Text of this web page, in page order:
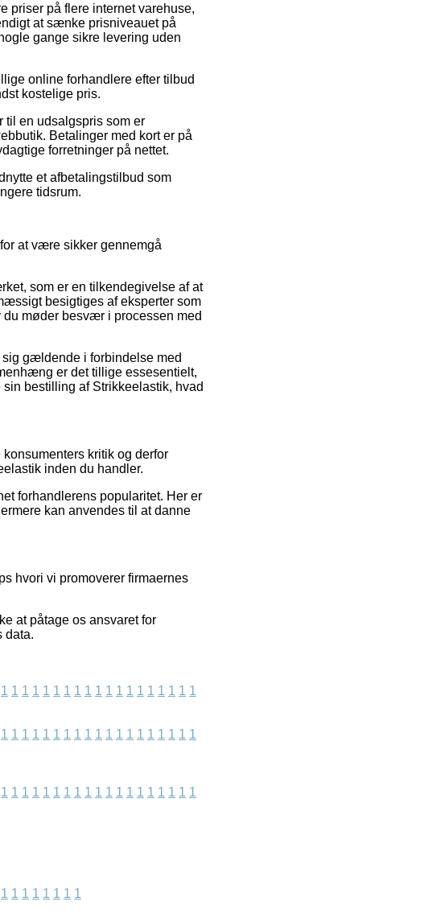
priser på flere internet varehuse,
at sænke prisniveauet på
gange sikre levering uden
online forhandlere efter tilbud
kostelige pris.
til en udsalgspris som er
Betalinger med kort er på
forretninger på nettet.
et afbetalingstilbud som
tidsrum.
at være sikker gennemgå
som er en tilkendegivelse af at
besigtiges af eksperter som
møder besvær i processen med
sig gældende i forbindelse med
er det tillige essesentielt,
bestilling af Strikkeelastik, hvad
kritik og derfor
inden du handler.
forhandlerens popularitet. Her er
kan anvendes til at danne
hvori vi promoverer firmaernes
at påtage os ansvaret for
data.
1 1 1 1 1 1 1 1 1 1 1 1 1 1 1 1 1 1 1
1 1 1 1 1 1 1 1 1 1 1 1 1 1 1 1 1 1 1
1 1 1 1 1 1 1 1 1 1 1 1 1 1 1 1 1 1 1
1 1 1 1 1 1 1 1